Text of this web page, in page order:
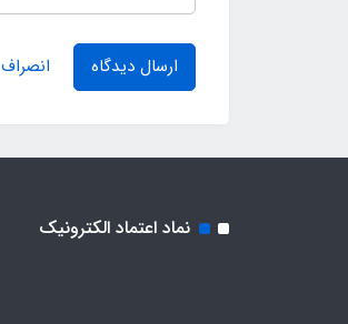
ارسال دیدگاه انصراف
نماد اعتماد الکترونیک